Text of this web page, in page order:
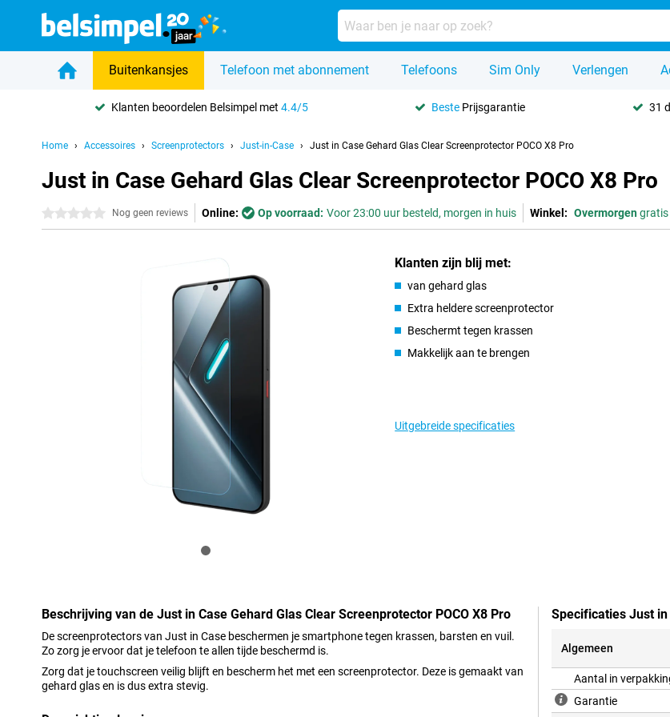
Buitenkansjes Telefoon met abonnement Telefoons Sim Only Verlengen
Klanten beoordelen Belsimpel met4.4/5 Beste Prijsgarantie 31
Home Accessoires Screenprotectors Just-in-Case Just in Case Gehard Glas Clear Screenprotector POCO X8 Pro
Just in Case Gehard Glas Clear Screenprotector POCO X8 Pro
0 sterren Nog geen reviews Online: Op voorraad: Voor 23:00 uur besteld, morgen in huis Winkel: Overmorgengratis
Klanten zijn blij met:
van gehard glas
Extra heldere screenprotector
Beschermt tegen krassen
Makkelijk aan te brengen
Uitgebreide specificaties
Beschrijving van de Just in Case Gehard Glas Clear Screenprotector POCO X8 Pro
De screenprotectors van Just in Case beschermen je smartphone tegen krassen, barsten en vuil.
Zo zorg je ervoor dat je telefoon te allen tijde beschermd is.
Zorg dat je touchscreen veilig blijft en bescherm het met een screenprotector. Deze is gemaakt van
gehard glas en is dus extra stevig.
Specificaties Just in
Algemeen
Aantal in
Garantie